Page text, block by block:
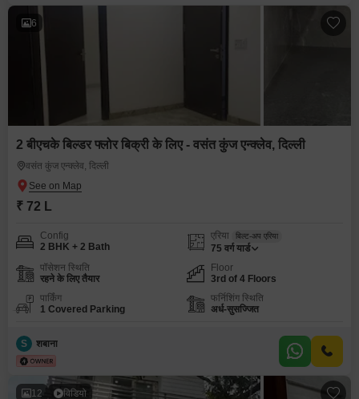
6
2 बीएचके बिल्डर फ्लोर बिक्री के लिए - वसंत कुंज एन्क्लेव, दिल्ली
वसंत कुंज एन्क्लेव, दिल्ली
₹ 72 L
Config
2 BHK + 2 Bath
एरिया बिल्ट-अप एरिया
75 वर्ग यार्ड
पॉसेशन स्थिति
रहने के लिए तैयार
Floor
3rd of 4 Floors
पार्किंग
1 Covered Parking
फर्निशिंग स्थिति
अर्ध-सुसज्जित
S शबाना
12 विडियो